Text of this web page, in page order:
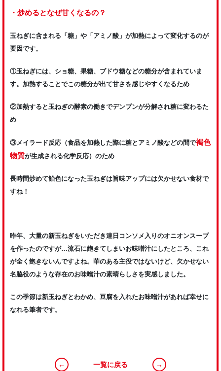
・炒めるとなぜ甘くなるの？
玉ねぎに含まれる「糖」や「アミノ酸」が加熱によって変化するのが
要因です。
①玉ねぎには、ショ糖、果糖、ブドウ糖などの糖分が含まれていま
す。加熱することでこの糖分が出て甘さを感じやすくなるため
②加熱すると玉ねぎの酵素の働きでデンプンが分解され糖に変わるた
め
③メイラード反応（食品を加熱した際に糖とアミノ酸などの間で褐色
物質が生成される化学反応）のため
長時間炒めて飴色になった玉ねぎは旨味アップには欠かせない食材で
すね！
昨年、大量の新玉ねぎをいただき連日コンソメ入りのオニオンスープ
を作ったのですが…流石に飽きてしまいお味噌汁にしたところ、これ
が全く飽きないんですよね。華のある主役ではないけど、欠かせない
名脇役のような存在のお味噌汁の素晴らしさを実感しました。
この季節は新玉ねぎとわかめ、豆腐を入れたお味噌汁があれば幸せに
なれる筆者です。
← 一覧に戻る →